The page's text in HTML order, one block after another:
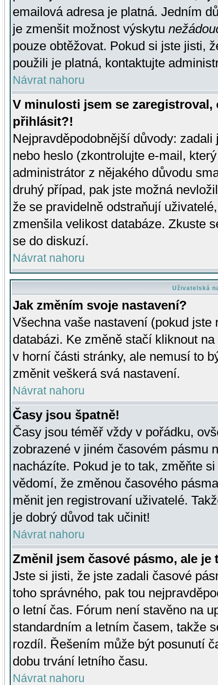
emailová adresa je platná. Jedním
je zmenšit možnost výskytu
pouze obtěžovat. Pokud si jste jisti,
použili je platná, kontaktujte
Návrat nahoru
V minulosti jsem se
přihlásit?!
Nejpravděpodobnější důvody:
nebo heslo (zkontrolujte e-mail,
administrátor z nějakého důvodu
druhý případ, pak jste možná
že se pravidelně odstraňují
zmenšila velikost databáze. Zkuste
se do diskuzí.
Návrat nahoru
Uživatelská
Jak změním svoje nastavení?
Všechna vaše nastavení (pokud
databázi. Ke změně stačí kliknout
v horní části stránky, ale nemusí to
změnit veškerá svá nastavení.
Návrat nahoru
Časy jsou špatně!
Časy jsou téměř vždy v pořádku,
zobrazené v jiném časovém pásmu
nacházíte. Pokud je to tak, změňte
vědomí, že změnou časového
měnit jen registrovaní uživatelé.
je dobrý důvod tak učinit!
Návrat nahoru
Změnil jsem časové pásmo, ale je
Jste si jisti, že jste zadali časové
toho správného, pak tou
o letní čas. Fórum není stavěno na
standardním a letním časem, takže
rozdíl. Řešením může být posunutí
dobu trvání letního času.
Návrat nahoru